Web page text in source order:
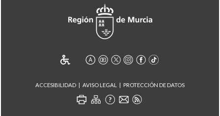
ACCESIBILIDAD AVISO LEGAL PROTECCIÓN DE DATOS